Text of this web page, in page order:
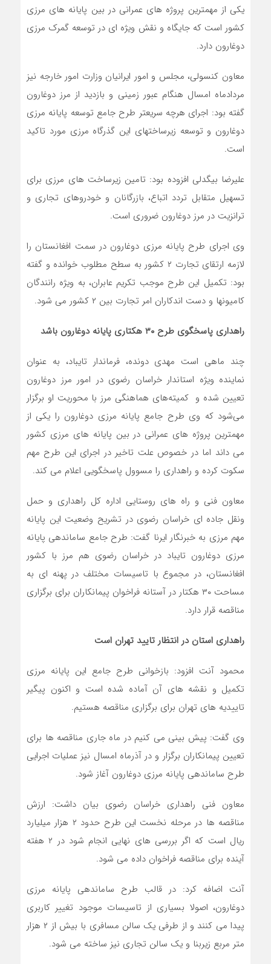
یکی از مهمترین پروژه های عمرانی در بین پایانه های مرزی
کشور است که جایگاه و نقش ویژه ای در توسعه گمرک مرزی
دوغارون دارد.
معاون کنسولی، مجلس و امور ایرانیان وزارت امور خارجه نیز
مردادماه امسال هنگام عبور زمینی و بازدید از مرز دوغارون
گفته بود: اجرای هرچه سریعتر طرح جامع توسعه پایانه مرزی
دوغارون و توسعه زیرساختهای این گذرگاه مرزی مورد تاکید
است.
علیرضا بیگدلی افزوده بود: تامین زیرساخت های مرزی برای
تسهیل متقابل تردد اتباع، بازرگانان و خودروهای تجاری و
ترانزیت در مرز دوغارون ضروری است.
وی اجرای طرح پایانه مرزی دوغارون در سمت افغانستان را
لازمه ارتقای تجارت ۲ کشور به سطح مطلوب خوانده و گفته
بود: تکمیل این طرح موجب تکریم عابران، به ویژه رانندگان
کامیونها و دست اندکاران امر تجارت بین ۲ کشور می شود.
راهداری پاسخگوی طرح ۳۰ هکتاری پایانه دوغارون باشد
چند ماهی است مهدی دونده، فرماندار تایباد، به عنوان
نماینده ویژه استاندار خراسان رضوی در امور مرز دوغارون
تعیین شده و کمیته‌های هماهنگی مرز با محوریت او برگزار
می‌شود که وی طرح جامع پایانه مرزی دوغارون را یکی از
مهمترین پروژه های عمرانی در بین پایانه های مرزی کشور
می داند اما در خصوص علت تاخیر در اجرای این طرح مهم
سکوت کرده و راهداری را مسوول پاسخگویی اعلام می کند.
معاون فنی و راه های روستایی اداره کل راهداری و حمل
ونقل جاده ای خراسان رضوی در تشریح وضعیت این پایانه
مهم مرزی به خبرنگار ایرنا گفت: طرح جامع ساماندهی پایانه
مرزی دوغارون تایباد در خراسان رضوی هم مرز با کشور
افغانستان، در مجموع با تاسیسات مختلف در پهنه ای به
مساحت ۳۰ هکتار در آستانه فراخوان پیمانکاران برای برگزاری
مناقصه قرار دارد.
راهداری استان در انتظار تایید تهران است
محمود آنت افزود: بازخوانی طرح جامع این پایانه مرزی
تکمیل و نقشه های آن آماده شده است و اکنون پیگیر
تاییدیه های تهران برای برگزاری مناقصه هستیم.
وی گفت: پیش بینی می کنیم در ماه جاری مناقصه ها برای
تعیین پیمانکاران برگزار و در آذرماه امسال نیز عملیات اجرایی
طرح ساماندهی پایانه مرزی دوغارون آغاز شود.
معاون فنی راهداری خراسان رضوی بیان داشت: ارزش
مناقصه ها در مرحله نخست این طرح حدود ۲ هزار میلیارد
ریال است که اگر بررسی های نهایی انجام شود در ۲ هفته
آینده برای مناقصه فراخوان داده می شود.
آنت اضافه کرد: در قالب طرح ساماندهی پایانه مرزی
دوغارون، اصولا بسیاری از تاسیسات موجود تغییر کاربری
پیدا می کنند و از طرفی یک سالن مسافری با بیش از ۲ هزار
متر مربع زیربنا و یک سالن تجاری نیز ساخته می شود.